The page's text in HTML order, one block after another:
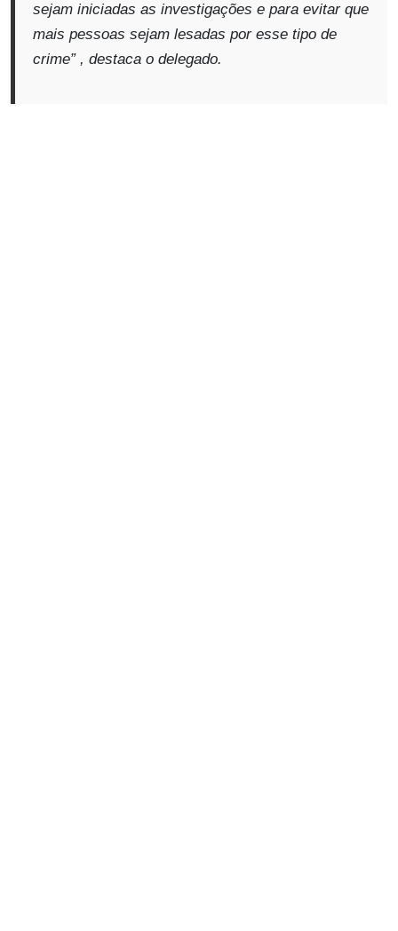
sejam iniciadas as investigações e para evitar que
mais pessoas sejam lesadas por esse tipo de
crime”, destaca o delegado.